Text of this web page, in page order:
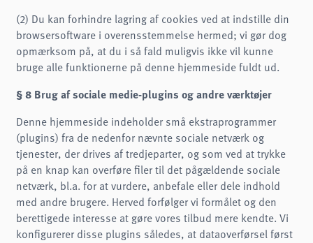
(2) Du kan forhindre lagring af cookies ved at indstille din
browsersoftware i overensstemmelse hermed; vi gør dog
opmærksom på, at du i så fald muligvis ikke vil kunne
bruge alle funktionerne på denne hjemmeside fuldt ud.
§ 8 Brug af sociale medie-plugins og andre værktøjer
Denne hjemmeside indeholder små ekstraprogrammer
(plugins) fra de nedenfor nævnte sociale netværk og
tjenester, der drives af tredjeparter, og som ved at trykke
på en knap kan overføre filer til det pågældende sociale
netværk, bl.a. for at vurdere, anbefale eller dele indhold
med andre brugere. Herved forfølger vi formålet og den
berettigede interesse at gøre vores tilbud mere kendte. Vi
konfigurerer disse plugins således, at dataoverførsel først